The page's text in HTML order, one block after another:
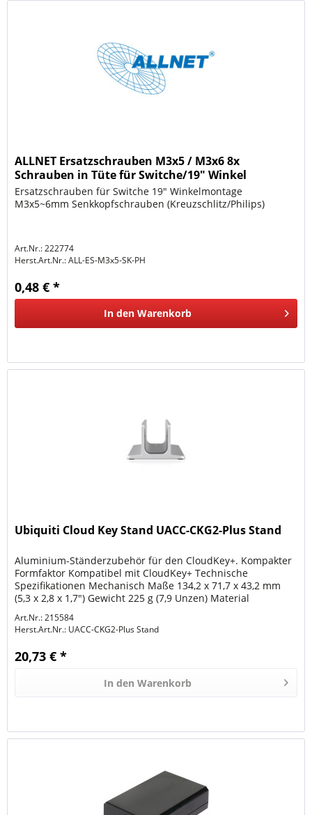
ALLNET Ersatzschrauben M3x5 / M3x6 8x
Schrauben in Tüte für Switche/19" Winkel
Ersatzschrauben für Switche 19" Winkelmontage
M3x5~6mm Senkkopfschrauben (Kreuzschlitz/Philips)
Art.Nr.: 222774
Herst.Art.Nr.:ALL-ES-M3x5-SK-PH
0,48 € *
In den Warenkorb
Ubiquiti Cloud Key Stand UACC-CKG2-Plus Stand
Aluminium-Ständerzubehör für den CloudKey+. Kompakter
Formfaktor Kompatibel mit CloudKey+ Technische
Spezifikationen Mechanisch Maße 134,2 x 71,7 x 43,2 mm
(5,3 x 2,8 x 1,7") Gewicht 225 g (7,9 Unzen) Material
Art.Nr.: 215584
Herst.Art.Nr.: UACC-CKG2-Plus Stand
20,73 € *
In den Warenkorb